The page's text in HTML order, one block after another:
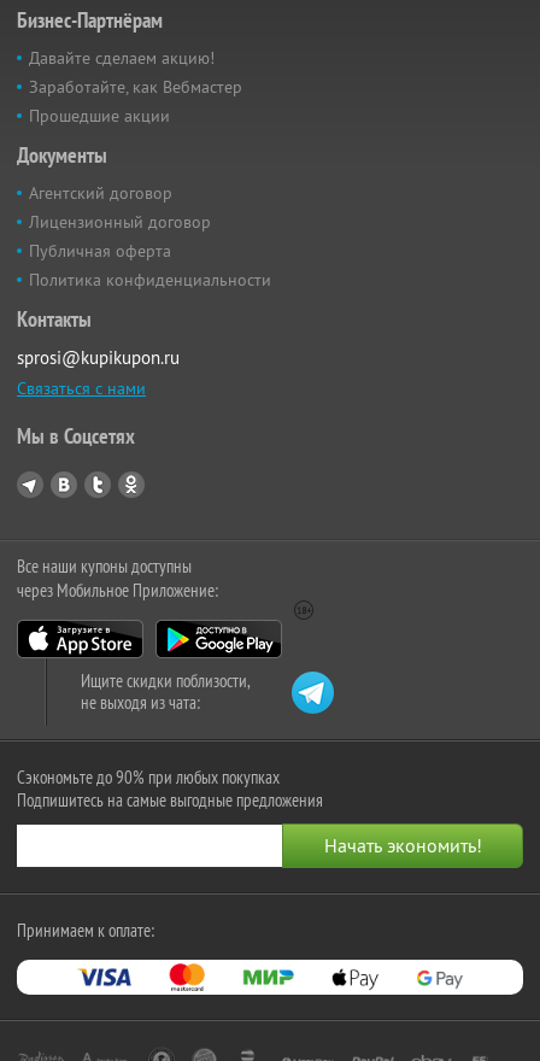
Бизнес-Партнёрам
Давайте сделаем акцию!
Заработайте, как Вебмастер
Прошедшие акции
Документы
Агентский договор
Лицензионный договор
Публичная оферта
Политика конфиденциальности
Контакты
sprosi@kupikupon.ru
Связаться с нами
Мы в Соцсетях
Все наши купоны доступны
через Мобильное Приложение:
Ищите скидки поблизости,
не выходя из чата:
Сэкономьте до 90% при любых покупках
Подпишитесь на самые выгодные предложения
Принимаем к оплате: